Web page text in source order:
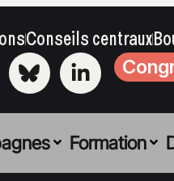
Conseils centraux
Formation